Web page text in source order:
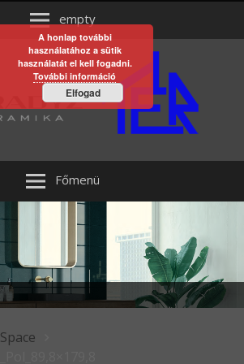
empty
Főmenü
Space
A honlap további
használatához a sütik
használatát el kell fogadni.
További információ
Elfogad